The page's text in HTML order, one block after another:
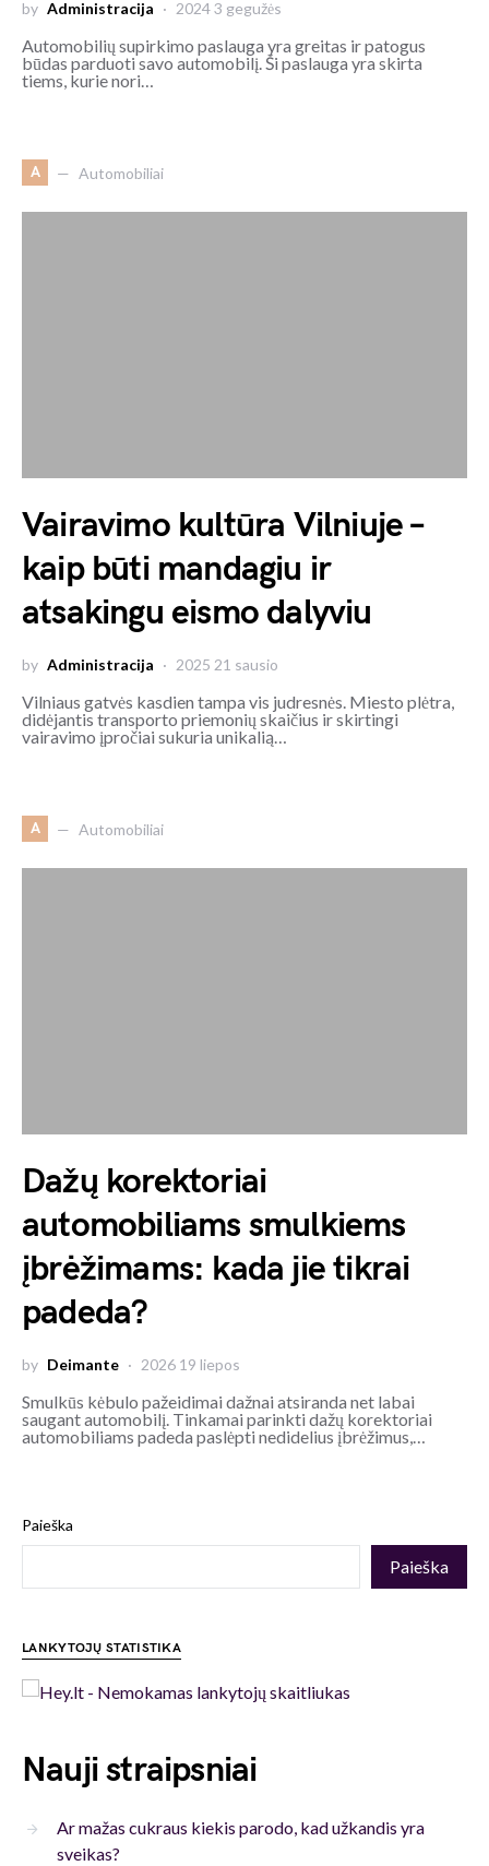
by Administracija 2024 3 gegužės
Automobilių supirkimo paslauga yra greitas ir patogus
būdas parduoti savo automobilį. Ši paslauga yra skirta
tiems, kurie nori…
A Automobiliai
Vairavimo kultūra Vilniuje –
kaip būti mandagiu ir
atsakingu eismo dalyviu
by Administracija 2025 21 sausio
Vilniaus gatvės kasdien tampa vis judresnės. Miesto plėtra,
didėjantis transporto priemonių skaičius ir skirtingi
vairavimo įpročiai sukuria unikalią…
A Automobiliai
Dažų korektoriai
automobiliams smulkiems
įbrėžimams: kada jie tikrai
padeda?
by Deimante 2026 19 liepos
Smulkūs kėbulo pažeidimai dažnai atsiranda net labai
saugant automobilį. Tinkamai parinkti dažų korektoriai
automobiliams padeda paslėpti nedidelius įbrėžimus,…
Paieška
Paieška
LANKYTOJŲ STATISTIKA
Nauji straipsniai
Ar mažas cukraus kiekis parodo, kad užkandis yra
sveikas?